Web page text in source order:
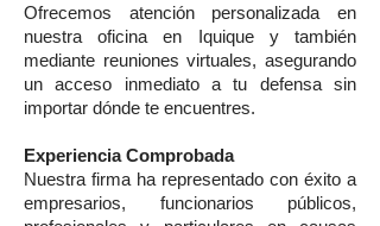
Ofrecemos atención personalizada en
nuestra oficina en Iquique y también
mediante reuniones virtuales, asegurando
un acceso inmediato a tu defensa sin
importar dónde te encuentres.
Experiencia Comprobada
Nuestra firma ha representado con éxito a
empresarios, funcionarios públicos,